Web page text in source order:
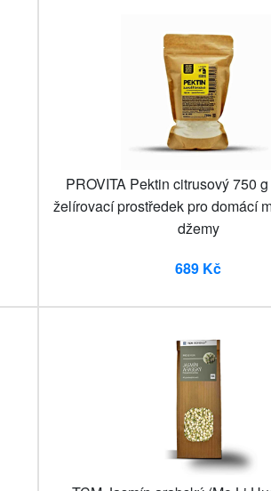
PROVITA Pektin citrusový 750
želírovací prostředek pro domácí
džemy
689 Kč